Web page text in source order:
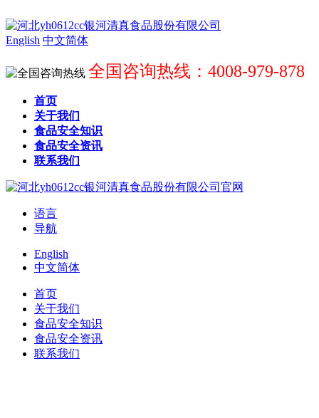
English 中文简体
全国咨询热线：4008-979-878
首页
关于我们
食品安全知识
食品安全资讯
联系我们
语言
导航
English
中文简体
首页
关于我们
食品安全知识
食品安全资讯
联系我们